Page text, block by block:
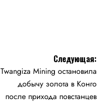
Следующая:
Twangiza Mining остановила
добычу золота в Конго
после прихода повстанцев